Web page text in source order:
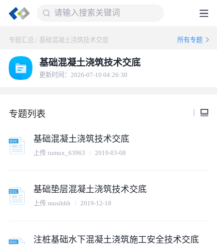
专题汇总 / 基础混凝土浇筑技术交底 所有专题
基础混凝土浇筑技术交底
更新时间：2026-07-10 04:26:30
专题列表
基础混凝土浇筑技术交底
上传:tumux_63963 2019-03-08
基础垫层混凝土浇筑技术交底
上传:musihhh 2019-12-18
注桩基础水下混凝土浇筑施工安全技术交底